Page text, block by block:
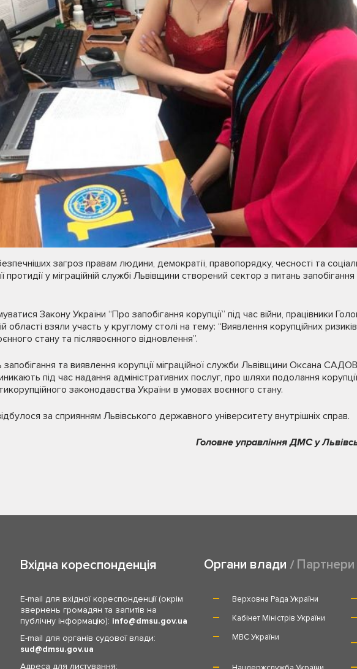
загроз правам людини, демократії, правопорядку, чесності та
у міграційній службі Львівщини створений сектор з питань запобігання
Закону України “Про запобігання корупції” під час війни, працівники
області взяли участь у круглому столі на тему: “Виявлення корупційних
стану та післявоєнного відновлення”.
запобігання та виявлення корупції міграційної служби Львівщини Оксана
під час надання адміністративних послуг, про шляхи подолання
законодавства України в умовах воєнного стану.
за сприянням Львівського державного університету внутрішніх справ.
Головне управління ДМС у
Вхідна кореспонденція
E-mail для вхідної кореспонденції (окрім
звернень громадян та запитів на
публічну інформацію): info
dmsu.gov.ua
E-mail для органів судової влади:
sud
dmsu.gov.ua
Адреса для листування:
Органи влади Партнери
Верховна Рада України
Кабінет Міністрів України
МВС України